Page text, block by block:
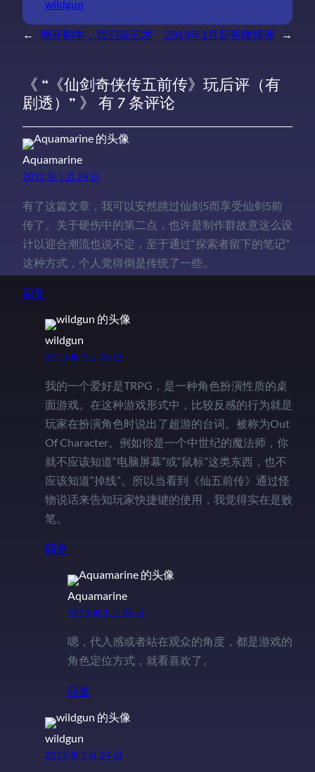
wildgun
← 抛开剧本，我们谈艺术 2013年1月新番微博评 →
《 “《仙剑奇侠传五前传》玩后评（有
剧透）” 》 有 7 条评论
Aquamarine
2013 年 1 月 24 日
有了这篇文章，我可以安然跳过仙剑5而享受仙剑5前
传了。关于硬伤中的第二点，也许是制作群故意这么设
计以迎合潮流也说不定，至于通过“探索者留下的笔记”
这种方式，个人觉得倒是传统了一些。
回复
wildgun
2013 年 1 月 24 日
我的一个爱好是TRPG，是一种角色扮演性质的桌
面游戏。在这种游戏形式中，比较反感的行为就是
玩家在扮演角色时说出了超游的台词。被称为Out
Of Character。例如你是一个中世纪的魔法师，你
就不应该知道“电脑屏幕”或“鼠标”这类东西，也不
应该知道“掉线”。所以当看到《仙五前传》通过怪
物说话来告知玩家快捷键的使用，我觉得实在是败
笔。
回复
Aquamarine
2013 年 1 月 26 日
嗯，代入感或者站在观众的角度，都是游戏的
角色定位方式，就看喜欢了。
回复
wildgun
2013 年 1 月 24 日